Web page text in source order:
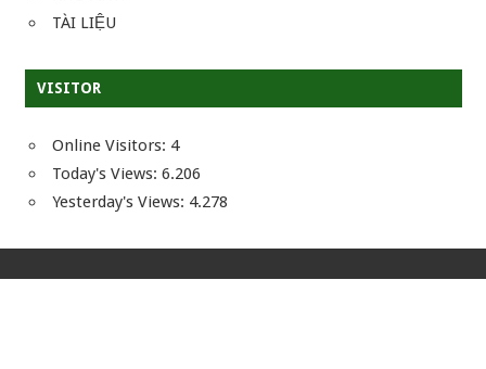
TÀI LIỆU
VISITOR
Online Visitors: 4
Today's Views: 6.206
Yesterday's Views: 4.278